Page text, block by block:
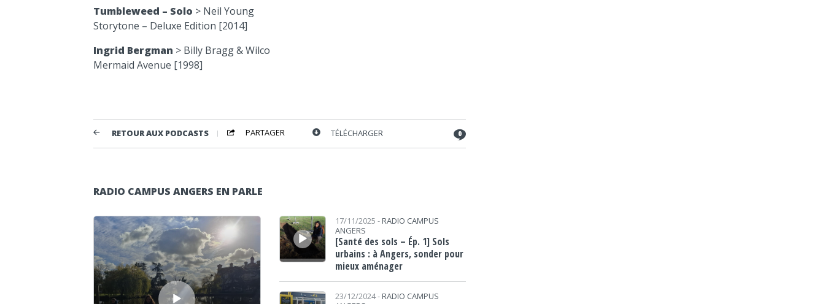
Tumbleweed – Solo > Neil Young
Storytone – Deluxe Edition [2014]
Ingrid Bergman > Billy Bragg & Wilco
Mermaid Avenue [1998]
RETOUR AUX PODCASTS PARTAGER TÉLÉCHARGER 0
RADIO CAMPUS ANGERS EN PARLE
Lecteur audio
Lecteur audio 17/11/2025 - RADIO CAMPUS
ANGERS
[Santé des sols – Ép. 1] Sols
urbains : à Angers, sonder pour
mieux aménager
Lecteur audio
23/12/2024 - RADIO CAMPUS